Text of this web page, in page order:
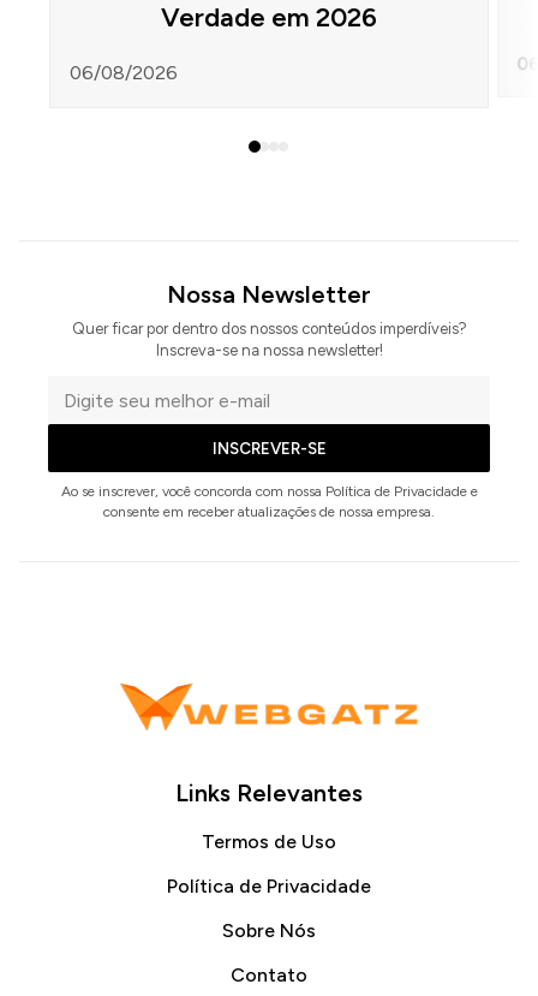
Verdade em 2026
06/08/2026
Nossa Newsletter
Quer ficar por dentro dos nossos conteúdos imperdíveis?
Inscreva-se na nossa newsletter!
Seu
e-
mail
INSCREVER-SE
Ao se inscrever, você concorda com nossa Política de Privacidade e
consente em receber atualizações de nossa empresa.
Links Relevantes
Termos de Uso
Política de Privacidade
Sobre Nós
Contato